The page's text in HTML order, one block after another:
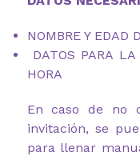
NOMBRE Y EDAD
DATOS PARA
HORA
En caso de no
invitación, se
para llenar